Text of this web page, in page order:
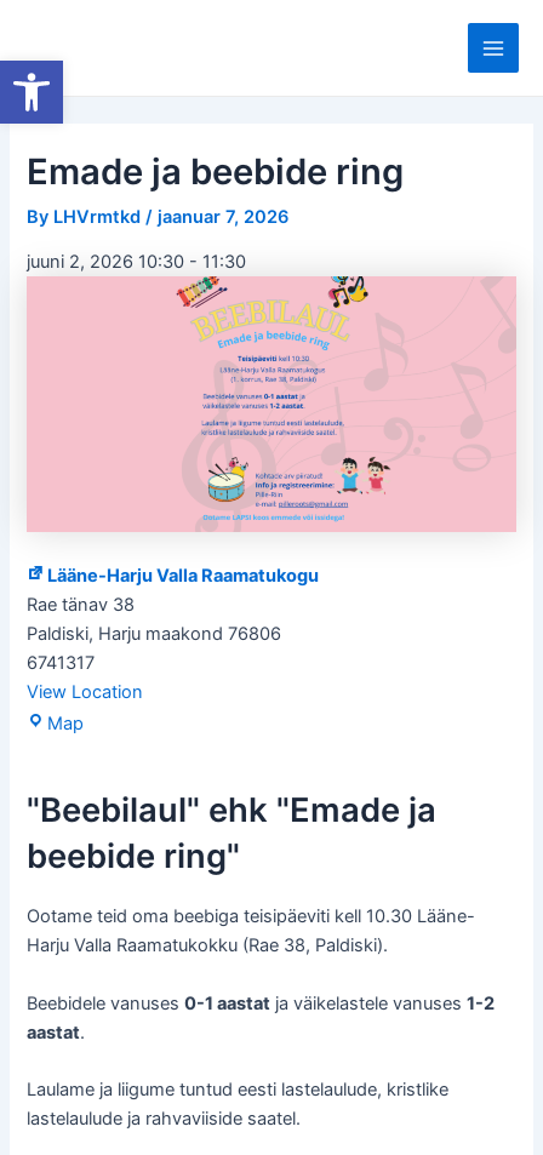
Open toolbar
content
Main
Emade ja beebide ring
By LHVrmtkd/ jaanuar 7, 2026
juuni 2, 2026 10:30 - 11:30
Lääne-Harju Valla Raamatukogu
Rae tänav 38
Paldiski, Harju maakond 76806
6741317
View Location
Map
Raamatukogu
"Beebilaul" ehk "Emade ja
beebide ring"
Ootame teid oma beebiga teisipäeviti kell 10.30 Lääne-
Harju Valla Raamatukokku (Rae 38, Paldiski).
Beebidele vanuses0-1 aastat ja väikelastele vanuses1-2
aastat.
Laulame ja liigume tuntud eesti lastelaulude, kristlike
lastelaulude ja rahvaviiside saatel.